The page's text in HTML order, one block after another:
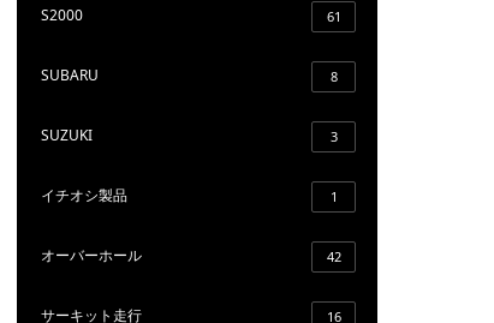
S2000 61
SUBARU 8
SUZUKI 3
イチオシ製品 1
オーバーホール 42
サーキット走行 16